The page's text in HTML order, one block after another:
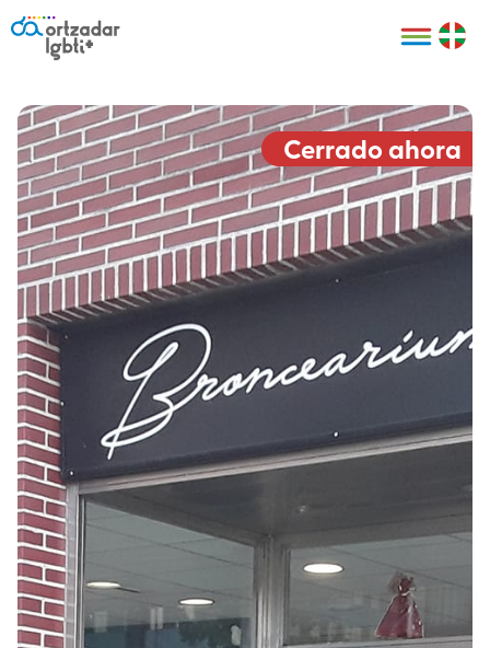
Personas
Bilbao Bizkaia
HARRO
HARROladies
Derechos
humanos
II Conferencia
LGTBI+ Atlántica
I LGBTI+ Basque
Sariak
Visitas guiadas
LGTBI+
Te ayudamos
Denuncia
Mapa de Puntos
Seguros
Certificado
empresarial
LGBTI+
Red de puntos
seguros LGBTI+
Registro
Formación
Formación
HARROkids
Accede a tu
cuenta
Prensa
Sala de prensa
Cerrado ahora